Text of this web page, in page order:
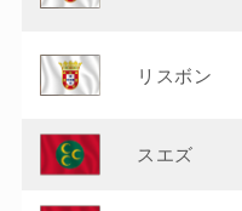
リスボン
スエズ